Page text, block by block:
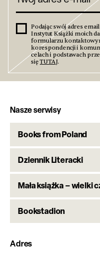
Podając swój adres
Instytut Książki moich
formularzu
korespondencji i
celach i podstawach
sięTUTAJ.
Nasze serwisy
Books from Poland
Dziennik Literacki
Mała książka – wielki
Bookstadion
Adres